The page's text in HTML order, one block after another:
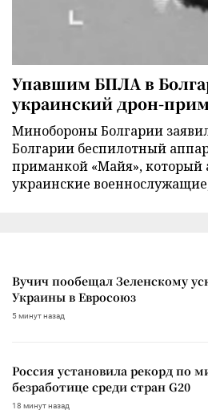
Упавшим БПЛА в
украинский дрон-
Минобороны Болгарии
Болгарии беспилотный
приманкой «Майя», который
украинские
Вучич пообещал Зеленскому
Украины в Евросоюз
5 минут назад
Россия установила рекорд по
безработице среди стран G20
18 минут назад